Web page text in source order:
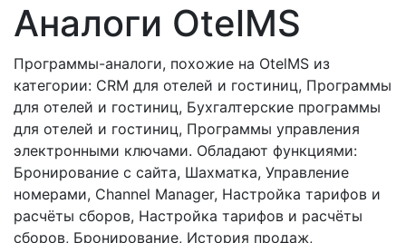
Аналоги OtelMS
Программы-аналоги, похожие на OtelMS из
категории: CRM для отелей и гостиниц, Программы
для отелей и гостиниц, Бухгалтерские программы
для отелей и гостиниц, Программы управления
электронными ключами. Обладают функциями:
Бронирование с сайта, Шахматка, Управление
номерами, Channel Manager, Настройка тарифов и
расчёты сборов, Настройка тарифов и расчёты
сборов, Бронирование, История продаж,